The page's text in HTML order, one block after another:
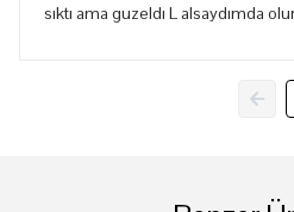
sıktı ama guzeldı L alsaydımda